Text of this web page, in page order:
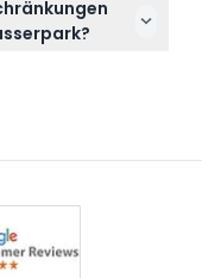
praktisch für
River Zone,
vor Ort oder